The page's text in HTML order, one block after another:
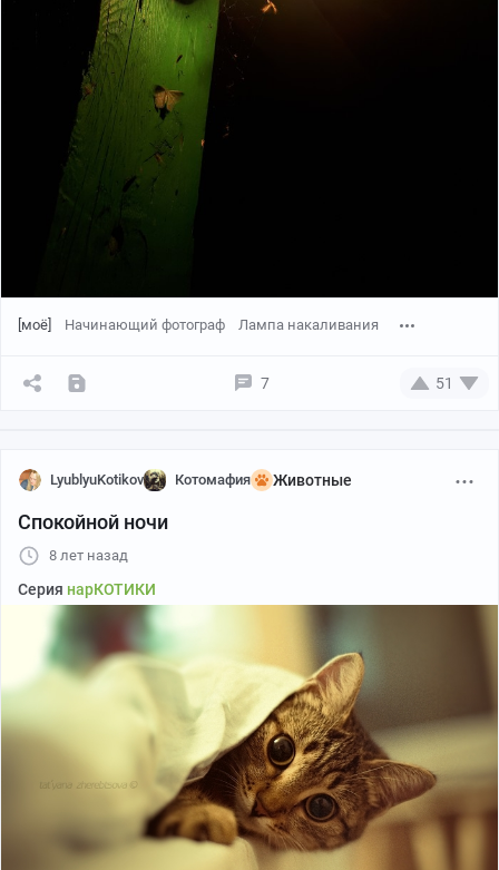
[моё] Начинающий фотограф Лампа накаливания
7 51
LyublyuKotikov Котомафия Животные
Спокойной ночи
8 лет назад
Серия нарКОТИКИ